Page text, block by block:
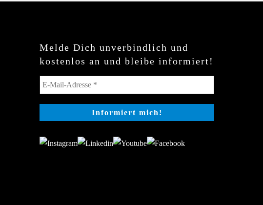
Melde Dich unverbindlich und
kostenlos an und bleibe informiert!